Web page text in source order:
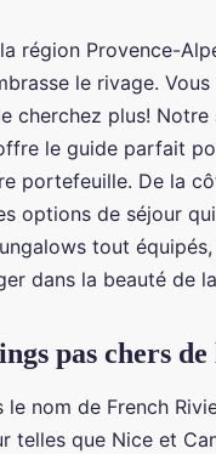
région Provence-
le rivage.
cherchez plus! Notre
le guide parfait
portefeuille. De la
options de séjour
tout
dans la beauté de la
pas chers
nom de French
telles que Nice et